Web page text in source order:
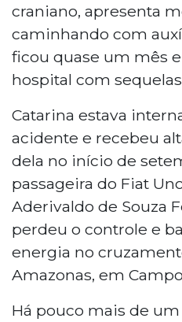
craniano, apresenta
caminhando com
ficou quase um mês
hospital com
Catarina estava
acidente e recebeu
dela no início de
passageira do Fiat
Aderivaldo de Souza
perdeu o controle e
energia no
Amazonas, em
Há pouco mais de um